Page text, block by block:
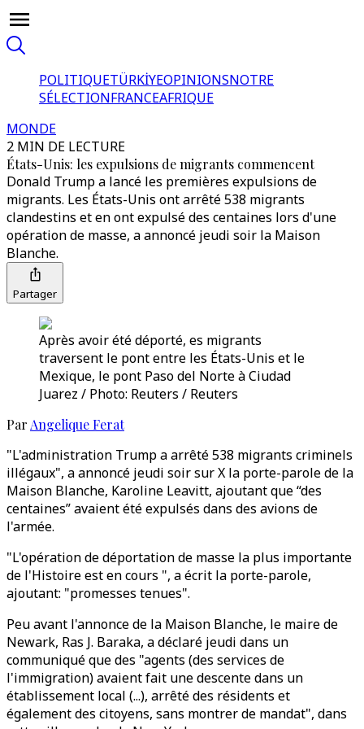
POLITIQUETÜRKİYEOPINIONSNOTRE
SÉLECTIONFRANCEAFRIQUE
MONDE
2 MIN DE LECTURE
États-Unis: les expulsions de migrants commencent
Donald Trump a lancé les premières expulsions de
migrants. Les États-Unis ont arrêté 538 migrants
clandestins et en ont expulsé des centaines lors d'une
opération de masse, a annoncé jeudi soir la Maison
Blanche.
Partager
Après avoir été déporté, es migrants
traversent le pont entre les États-Unis et le
Mexique, le pont Paso del Norte à Ciudad
Juarez / Photo: Reuters / Reuters
Par Angelique Ferat
"L'administration Trump a arrêté 538 migrants criminels
illégaux", a annoncé jeudi soir sur X la porte-parole de la
Maison Blanche, Karoline Leavitt, ajoutant que “des
centaines” avaient été expulsés dans des avions de
l'armée.
"L'opération de déportation de masse la plus importante
de l'Histoire est en cours ", a écrit la porte-parole,
ajoutant: "promesses tenues".
Peu avant l'annonce de la Maison Blanche, le maire de
Newark, Ras J. Baraka, a déclaré jeudi dans un
communiqué que des "agents (des services de
l'immigration) avaient fait une descente dans un
établissement local (...), arrêté des résidents et
également des citoyens, sans montrer de mandat", dans